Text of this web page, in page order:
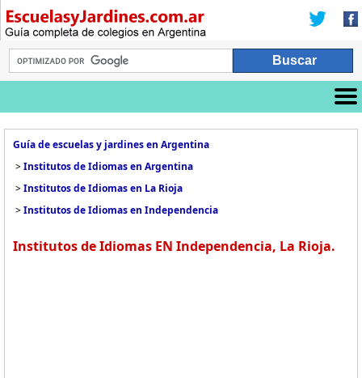
Guía de escuelas y jardines en Argentina
>Institutos de Idiomas en Argentina
>Institutos de Idiomas en La Rioja
>Institutos de Idiomas en Independencia
Institutos de Idiomas EN Independencia, La Rioja.